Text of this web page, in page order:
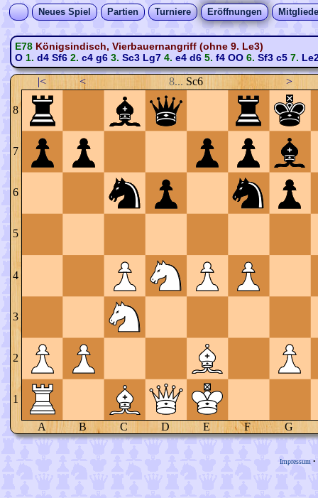
Neues Spiel Partien Turniere Eröffnungen
E78 Königsindisch, Vierbauernangriff (ohne 9. Le3)
O1. d4 Sf62. c4 g63. Sc3 Lg74. e4 d65. f4 OO6. Sf3 c57.
|< < 8... Sc6 >
8
7
6
5
4
3
2
1
A B C D E F G
Impressum •